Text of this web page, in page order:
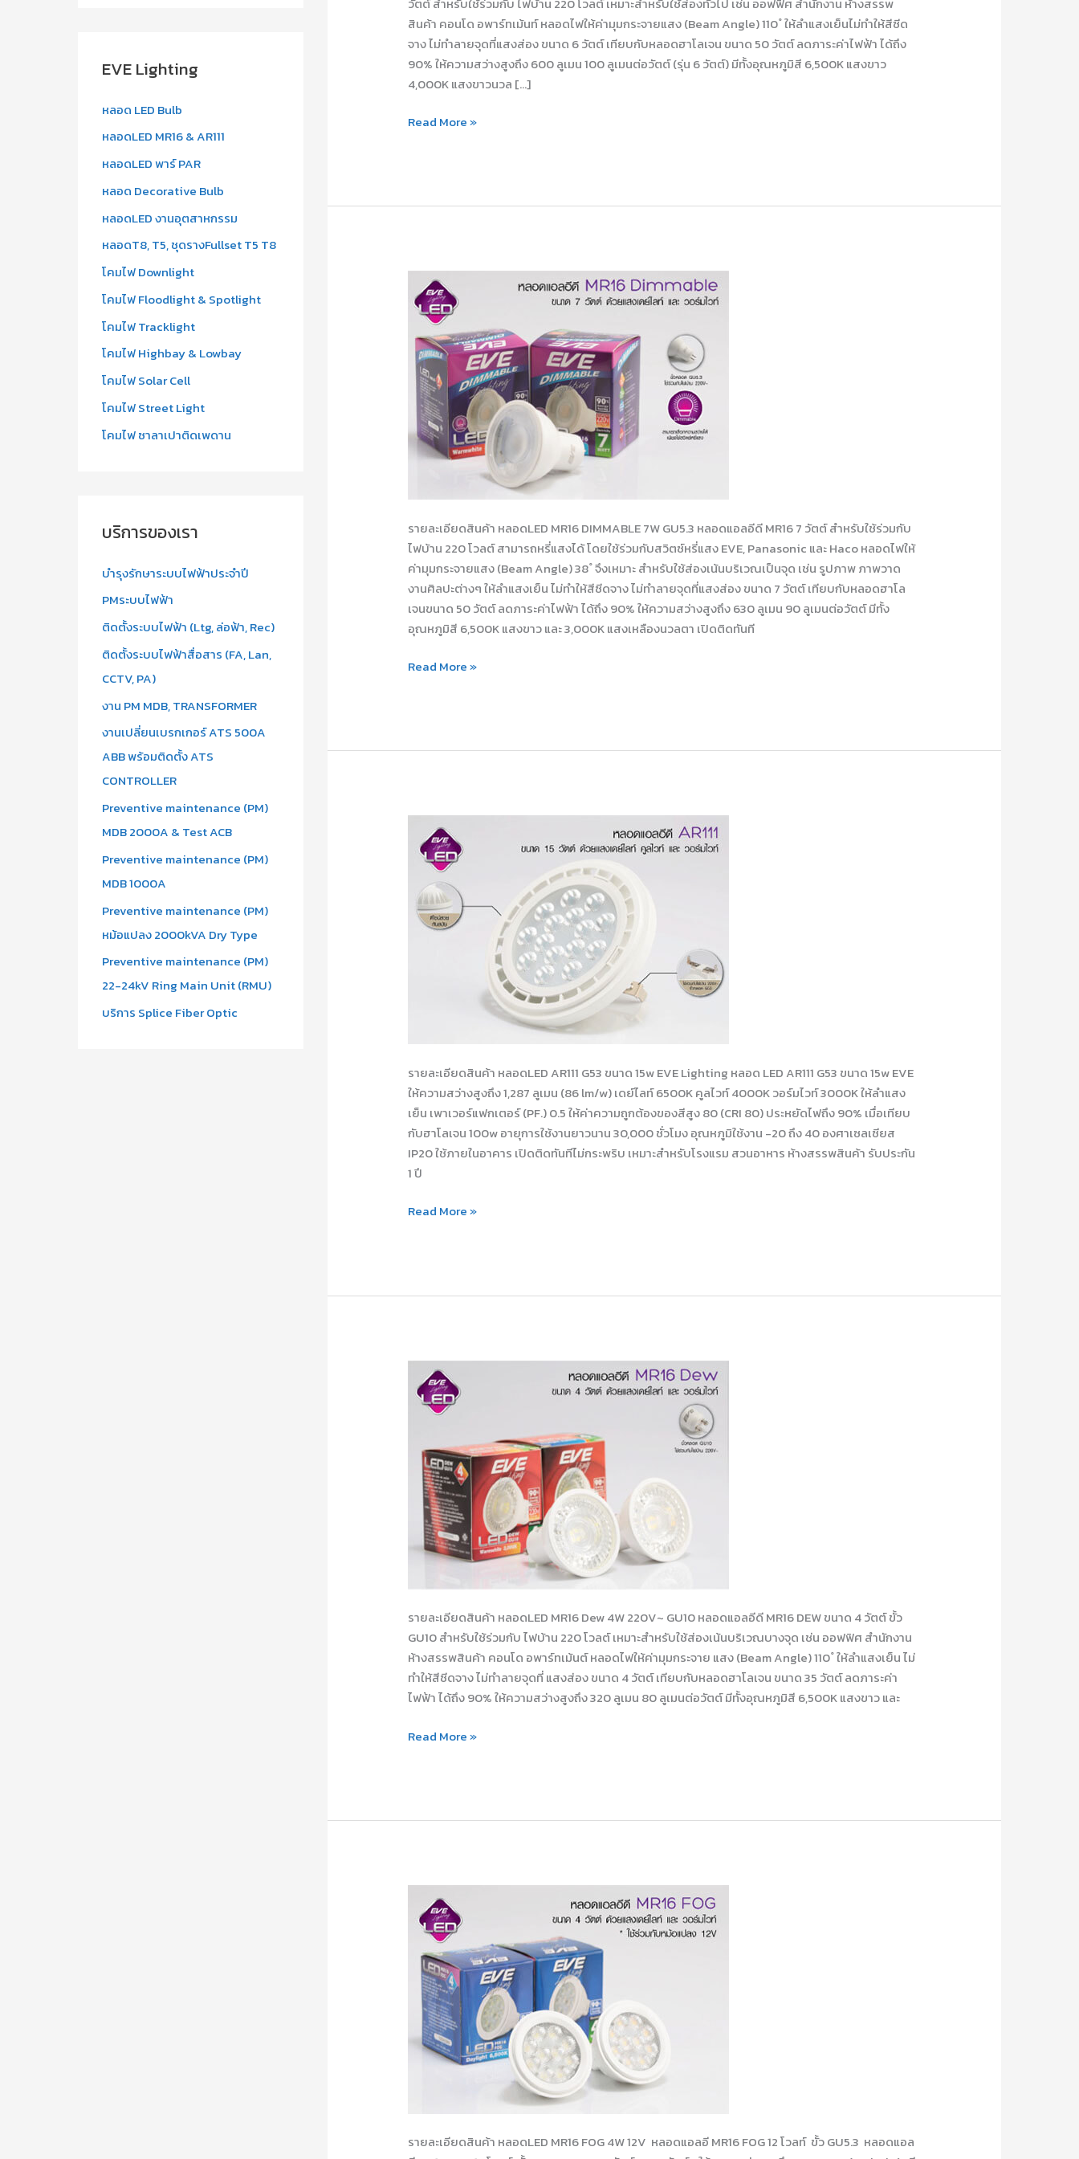
c
f
o
r
EVE Lighting
หลอด LED Bulb
หลอดLED MR16 & AR111
หลอดLED พาร์ PAR
หลอด Decorative Bulb
หลอดLED งานอุตสาหกรรม
หลอดT8, T5, ชุดรางFullset T5 T8
โคมไฟ Downlight
โคมไฟ Floodlight & Spotlight
โคมไฟ Tracklight
โคมไฟ Highbay & Lowbay
โคมไฟ Solar Cell
โคมไฟ Street Light
โคมไฟ ซาลาเปาติดเพดาน
บริการของเรา
บำรุงรักษาระบบไฟฟ้าประจำปี
PMระบบไฟฟ้า
ติดตั้งระบบไฟฟ้า (Ltg, ล่อฟ้า, Rec)
ติดตั้งระบบไฟฟ้าสื่อสาร (FA, Lan,
CCTV, PA)
งาน PM MDB, TRANSFORMER
งานเปลี่ยนเบรกเกอร์ ATS 500A
ABB พร้อมติดตั้ง ATS
CONTROLLER
Preventive maintenance (PM)
MDB 2000A & Test ACB
Preventive maintenance (PM)
MDB 1000A
Preventive maintenance (PM)
หม้อแปลง 2000kVA Dry Type
Preventive maintenance (PM)
22-24kV Ring Main Unit (RMU)
บริการ Splice Fiber Optic
สินค้า คอนโด อพาร์ทเม้นท์ หลอดไฟให้ค่ามุมกระจายแสง (Beam Angle) 110 ํ ให้ลำแสงเย็นไม่ทำให้สีซีด
จาง ไม่ทำลายจุดที่แสงส่อง ขนาด 6 วัตต์ เทียบกับหลอดฮาโลเจน ขนาด 50 วัตต์ ลดภาระค่าไฟฟ้า ได้ถึง
90% ให้ความสว่างสูงถึง 600 ลูเมน 100 ลูเมนต่อวัตต์ (รุ่น 6 วัตต์) มีทั้งอุณหภูมิสี 6,500K แสงขาว
4,000K แสงขาวนวล […]
Read More »
รายละเอียดสินค้า หลอดLED MR16 DIMMABLE 7W GU5.3 หลอดแอลอีดี MR16 7 วัตต์ สำหรับใช้ร่วมกับ
ไฟบ้าน 220 โวลต์ สามารถหรี่แสงได้ โดยใช้ร่วมกับสวิตซ์หรี่แสง EVE, Panasonic และ Haco หลอดไฟให้
ค่ามุมกระจายแสง (Beam Angle) 38 ํ จึงเหมาะ สำหรับใช้ส่องเน้นบริเวณเป็นจุด เช่น รูปภาพ ภาพวาด
งานศิลปะต่างๆ ให้ลำแสงเย็น ไม่ทำให้สีซีดจาง ไม่ทำลายจุดที่แสงส่อง ขนาด 7 วัตต์ เทียบกับหลอดฮาโล
เจนขนาด 50 วัตต์ ลดภาระค่าไฟฟ้า ได้ถึง 90% ให้ความสว่างสูงถึง 630 ลูเมน 90 ลูเมนต่อวัตต์ มีทั้ง
อุณหภูมิสี 6,500K แสงขาว และ 3,000K แสงเหลืองนวลตา เปิดติดทันที
หลอดLED
MR16
Dimmable
7W
Read More »
รายละเอียดสินค้า หลอดLED AR111 G53 ขนาด 15w EVE Lighting หลอด LED AR111 G53 ขนาด 15w EVE
ให้ความสว่างสูงถึง 1,287 ลูเมน (86 lm/w) เดย์ไลท์ 6500K คูลไวท์ 4000K วอร์มไวท์ 3000K ให้ลำแสง
เย็น เพาเวอร์แฟกเตอร์ (PF.) 0.5 ให้ค่าความถูกต้องของสีสูง 80 (CRI 80) ประหยัดไฟถึง 90% เมื่อเทียบ
กับฮาโลเจน 100w อายุการใช้งานยาวนาน 30,000 ชั่วโมง อุณหภูมิใช้งาน -20 ถึง 40 องศาเซลเซียส
IP20 ใช้ภายในอาคาร เปิดติดทันทีไม่กระพริบ เหมาะสำหรับโรงแรม สวนอาหาร ห้างสรรพสินค้า รับประกัน
1 ปี
หลอดLED
AR111
15W
Read More »
รายละเอียดสินค้า หลอดLED MR16 Dew 4W 220V~ GU10 หลอดแอลอีดี MR16 DEW ขนาด 4 วัตต์ ขั้ว
GU10 สำหรับใช้ร่วมกับ ไฟบ้าน 220 โวลต์ เหมาะสำหรับใช้ส่องเน้นบริเวณบางจุด เช่น ออฟฟิศ สำนักงาน
ห้างสรรพสินค้า คอนโด อพาร์ทเม้นต์ หลอดไฟให้ค่ามุมกระจาย แสง (Beam Angle) 110 ํ ให้ลำแสงเย็น ไม่
ทำให้สีซีดจาง ไม่ทำลายจุดที่ แสงส่อง ขนาด 4 วัตต์ เทียบกับหลอดฮาโลเจน ขนาด 35 วัตต์ ลดภาระค่า
ไฟฟ้า ได้ถึง 90% ให้ความสว่างสูงถึง 320 ลูเมน 80 ลูเมนต่อวัตต์ มีทั้งอุณหภูมิสี 6,500K แสงขาว และ
หลอดLED
MR16
Dew
Read More »
รายละเอียดสินค้า หลอดLED MR16 FOG 4W 12V หลอดแอลอี MR16 FOG 12 โวลท์ ขั้ว GU5.3 หลอดแอล
หลอดLED
MR16
FOG
4W